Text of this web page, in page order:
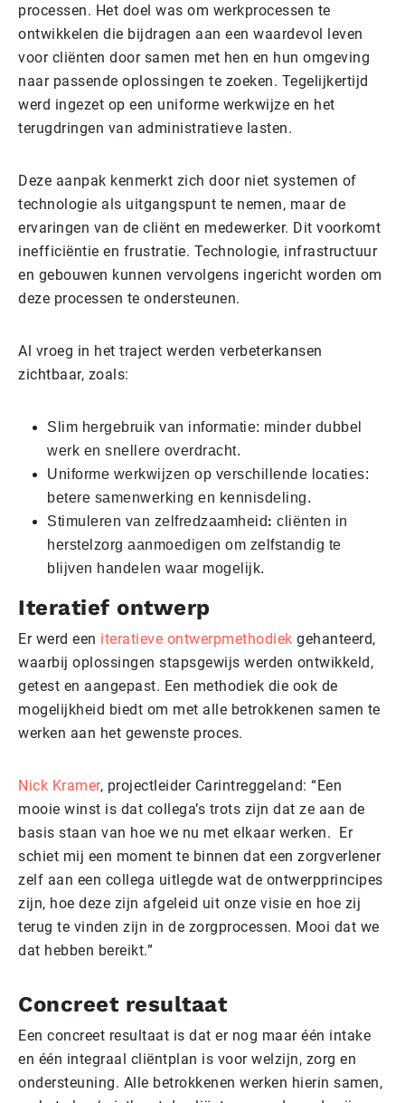
processen. Het doel was om werkprocessen te
ontwikkelen die bijdragen aan een waardevol leven
voor cliënten door samen met hen en hun omgeving
naar passende oplossingen te zoeken. Tegelijkertijd
werd ingezet op een uniforme werkwijze en het
terugdringen van administratieve lasten.
Deze aanpak kenmerkt zich door niet systemen of
technologie als uitgangspunt te nemen, maar de
ervaringen van de cliënt en medewerker. Dit voorkomt
inefficiëntie en frustratie. Technologie, infrastructuur
en gebouwen kunnen vervolgens ingericht worden om
deze processen te ondersteunen.
Al vroeg in het traject werden verbeterkansen
zichtbaar, zoals:
Slim hergebruik van informatie: minder dubbel
werk en snellere overdracht.
Uniforme werkwijzen op verschillende locaties:
betere samenwerking en kennisdeling.
Stimuleren van zelfredzaamheid: cliënten in
herstelzorg aanmoedigen om zelfstandig te
blijven handelen waar mogelijk.
Iteratief ontwerp
Er werd een iteratieve ontwerpmethodiek gehanteerd,
waarbij oplossingen stapsgewijs werden ontwikkeld,
getest en aangepast. Een methodiek die ook de
mogelijkheid biedt om met alle betrokkenen samen te
werken aan het gewenste proces.
Nick Kramer, projectleider Carintreggeland: “Een
mooie winst is dat collega’s trots zijn dat ze aan de
basis staan van hoe we nu met elkaar werken. Er
schiet mij een moment te binnen dat een zorgverlener
zelf aan een collega uitlegde wat de ontwerpprincipes
zijn, hoe deze zijn afgeleid uit onze visie en hoe zij
terug te vinden zijn in de zorgprocessen. Mooi dat we
dat hebben bereikt.”
Concreet resultaat
Een concreet resultaat is dat er nog maar één intake
en één integraal cliëntplan is voor welzijn, zorg en
ondersteuning. Alle betrokkenen werken hierin samen,